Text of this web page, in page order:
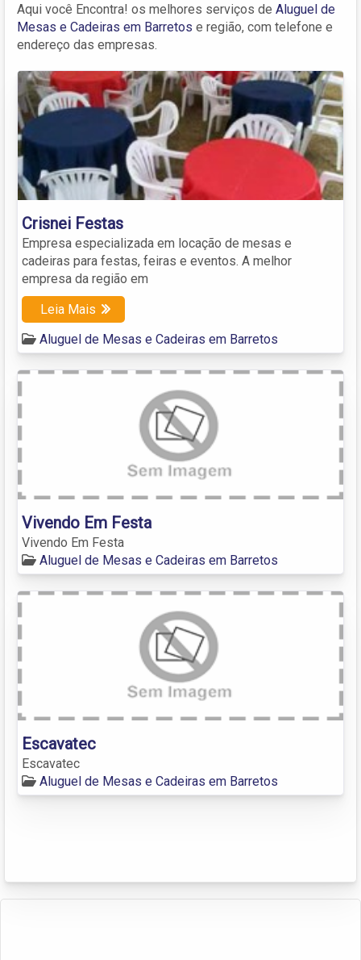
Aqui você Encontra! os melhores serviços de Aluguel de
Mesas e Cadeiras em Barretos e região, com telefone e
endereço das empresas.
Crisnei Festas
Empresa especializada em locação de mesas e
cadeiras para festas, feiras e eventos. A melhor
empresa da região em
Leia Mais
Aluguel de Mesas e Cadeiras em Barretos
Vivendo Em Festa
Vivendo Em Festa
Aluguel de Mesas e Cadeiras em Barretos
Escavatec
Escavatec
Aluguel de Mesas e Cadeiras em Barretos